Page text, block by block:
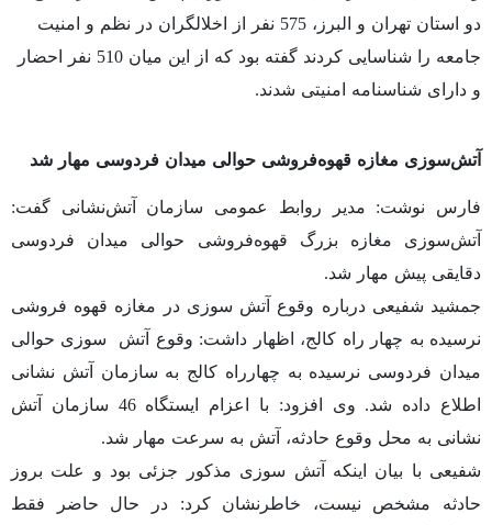
دو استان تهران و البرز، 575 نفر از اخلالگران در نظم و امنیت
جامعه را شناسایی کردند گفته بود که از این میان 510 نفر احضار
و دارای شناسنامه امنیتی شدند.
آتش‌سوزی مغازه قهوه‌فروشی حوالی میدان فردوسی مهار شد
فارس نوشت: مدیر روابط عمومی سازمان آتش‌نشانی گفت:
آتش‌سوزی مغازه بزرگ قهوه‌فروشی حوالی میدان فردوسی
دقایقی پیش مهار شد.
جمشید شفیعی درباره وقوع آتش سوزی در مغازه قهوه فروشی
نرسیده به چهار راه کالج، اظهار داشت: وقوع آتش
سوزی حوالی
میدان فردوسی نرسیده به چهارراه کالج به سازمان آتش نشانی
اطلاع داده شد. وی افزود: با اعزام ایستگاه 46 سازمان آتش
نشانی به محل وقوع حادثه، آتش به سرعت مهار شد.
شفیعی با بیان اینکه آتش سوزی مذکور جزئی بود و علت بروز
حادثه مشخص نیست، خاطرنشان کرد: در حال حاضر فقط